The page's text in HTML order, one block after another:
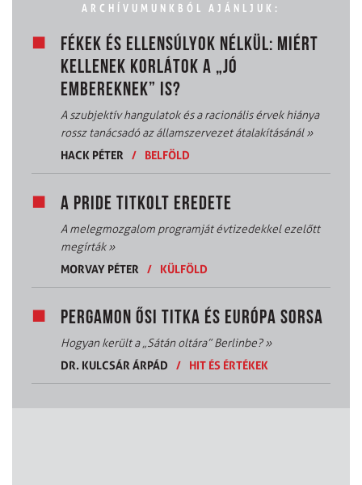
ARCHÍVUMUNKBÓL AJÁNLJUK:
FÉKEK ÉS ELLENSÚLYOK NÉLKÜL: MIÉRT
KELLENEK KORLÁTOK A „JÓ
EMBEREKNEK” IS?
A szubjektív hangulatok és a racionális érvek hiánya
rossz tanácsadó az államszervezet átalakításánál»
HACK PÉTER
/ BELFÖLD
A PRIDE TITKOLT EREDETE
A melegmozgalom programját évtizedekkel ezelőtt
megírták»
MORVAY PÉTER
/ KÜLFÖLD
PERGAMON ŐSI TITKA ÉS EURÓPA SORSA
Hogyan került a „Sátán oltára” Berlinbe?»
DR. KULCSÁR ÁRPÁD
/ HIT ÉS ÉRTÉKEK